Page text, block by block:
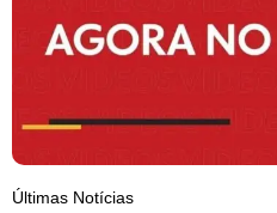
Últimas Notícias